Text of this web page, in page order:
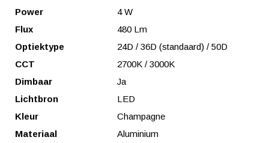
Power
4 W
Flux
480 Lm
Optiektype
24D / 36D (standaard) / 50D
CCT
2700K / 3000K
Dimbaar
Ja
Lichtbron
LED
Kleur
Champagne
Materiaal
Aluminium